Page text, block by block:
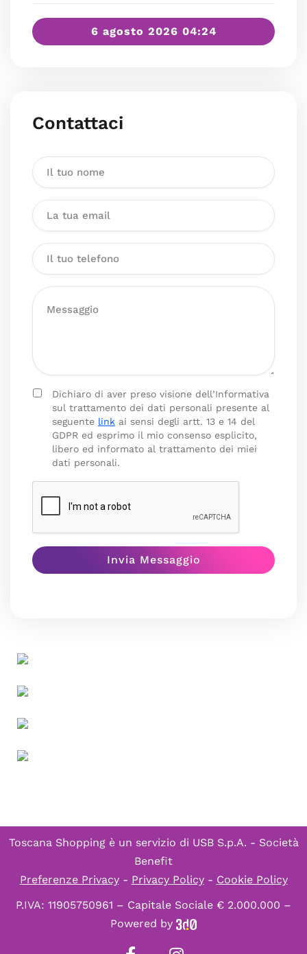
6 agosto 2026 04:24
Contattaci
Dichiaro di aver preso visione dell’Informativa
sul trattamento dei dati personali presente al
seguente link ai sensi degli artt. 13 e 14 del
GDPR ed esprimo il mio consenso esplicito,
libero ed informato al trattamento dei miei
dati personali.
Toscana Shopping è un servizio di USB S.p.A. - Società
Benefit
Preferenze Privacy- Privacy Policy- Cookie Policy
P.IVA: 11905750961 – Capitale Sociale € 2.000.000 –
Powered by